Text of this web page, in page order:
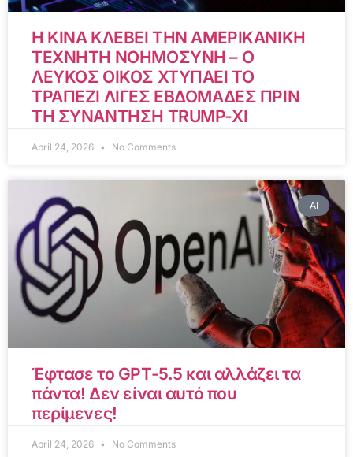
Η ΚΙΝΑ ΚΛΕΒΕΙ ΤΗΝ ΑΜΕΡΙΚΑΝΙΚΗ
ΤΕΧΝΗΤΗ ΝΟΗΜΟΣΥΝΗ – Ο
ΛΕΥΚΟΣ ΟΙΚΟΣ ΧΤΥΠΑΕΙ ΤΟ
ΤΡΑΠΕΖΙ ΛΙΓΕΣ ΕΒΔΟΜΑΔΕΣ ΠΡΙΝ
ΤΗ ΣΥΝΑΝΤΗΣΗ TRUMP-XI
April 24, 2026 No Comments
AI
Έφτασε το GPT-5.5 και αλλάζει τα
πάντα! Δεν είναι αυτό που
περίμενες!
April 24, 2026 No Comments